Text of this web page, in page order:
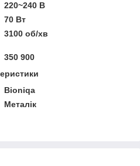
220~240 В
70 Вт
3100 об/хв
350 900
Bioniqa
Металік